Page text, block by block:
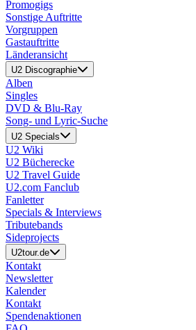
Promogigs
Sonstige Auftritte
Vorgruppen
Gastauftritte
Länderansicht
U2 Discographie
Alben
Singles
DVD & Blu-Ray
Song- und Lyric-Suche
U2 Specials
U2 Wiki
U2 Bücherecke
U2 Travel Guide
U2.com Fanclub
Fanletter
Specials & Interviews
Tributebands
Sideprojects
U2tour.de
Kontakt
Newsletter
Kalender
Kontakt
Spendenaktionen